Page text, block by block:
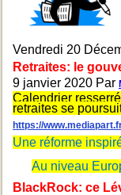
Vendredi 20
Retraites: le
9 janvier 2020 Par
Calendrier
retraites se
https://
Une réforme
Au niveau
BlackRock: ce